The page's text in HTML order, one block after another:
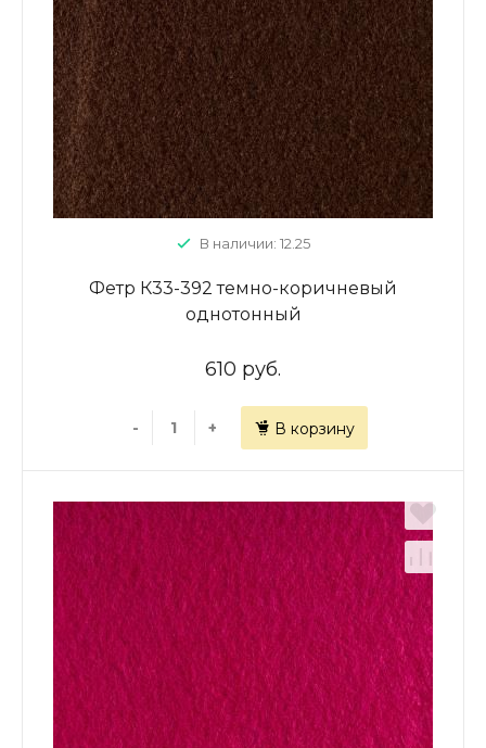
В наличии: 12.25
Фетр К33-392 темно-коричневый
однотонный
610 руб.
- + В корзину